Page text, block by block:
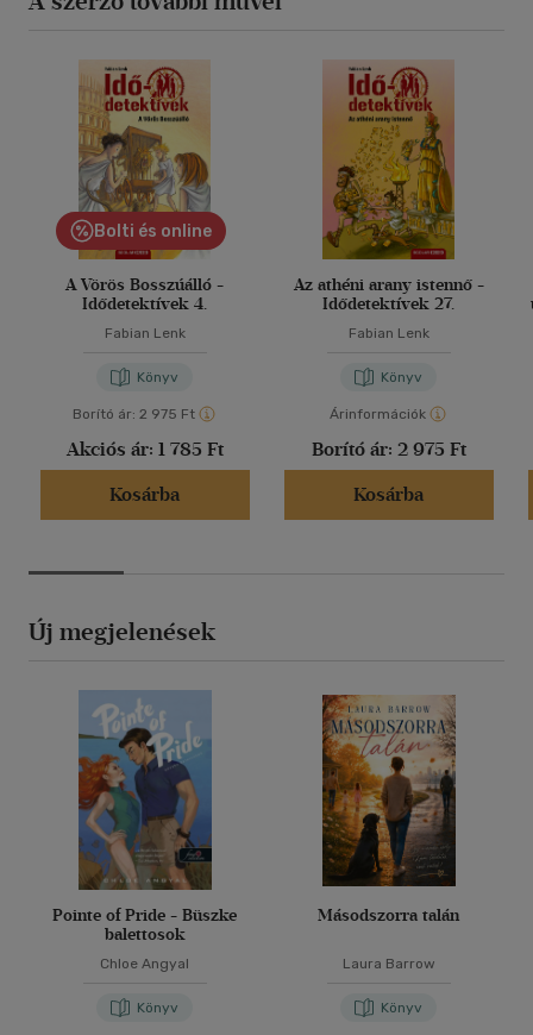
Bolti és online
A Vörös Bosszúálló -
Idődetektívek 4.
Fabian Lenk
Könyv
Borító ár: 2 975 Ft
Akciós ár: 1 785 Ft
Kosárba
Az athéni arany istennő -
Idődetektívek 27.
Fabian Lenk
Könyv
Árinformációk
Borító ár: 2 975 Ft
Kosárba
Új megjelenések
Pointe of Pride - Büszke
balettosok
Chloe Angyal
Könyv
Másodszorra talán
Laura Barrow
Könyv